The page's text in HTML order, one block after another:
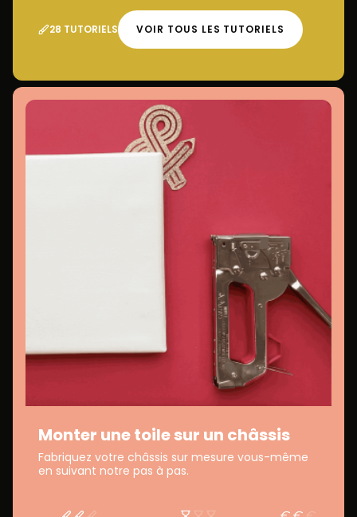
28 TUTORIELS VOIR TOUS LES TUTORIELS
Monter une toile sur un châssis
Fabriquez votre châssis sur mesure vous-même
en suivant notre pas à pas.